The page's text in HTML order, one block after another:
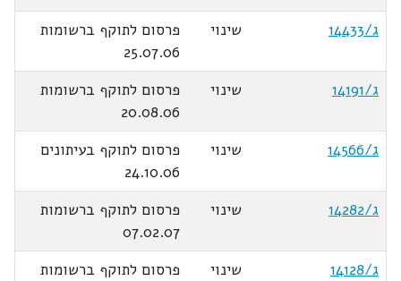
ג/14433
שינוי
פרסום לתוקף ברשומות
25.07.06
ג/14191
שינוי
פרסום לתוקף ברשומות
20.08.06
ג/14566
שינוי
פרסום לתוקף בעיתונים
24.10.06
ג/14282
שינוי
פרסום לתוקף ברשומות
07.02.07
ג/14128
שינוי
פרסום לתוקף ברשומות